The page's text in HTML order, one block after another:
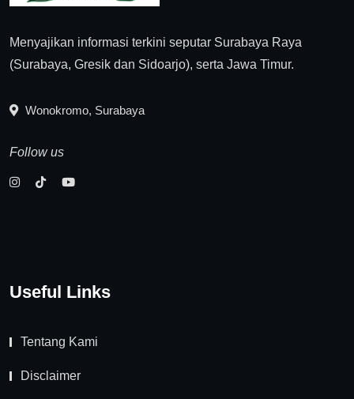
Menyajikan informasi terkini seputar Surabaya Raya
(Surabaya, Gresik dan Sidoarjo), serta Jawa Timur.
Wonokromo, Surabaya
Follow us
Useful Links
Tentang Kami
Disclaimer